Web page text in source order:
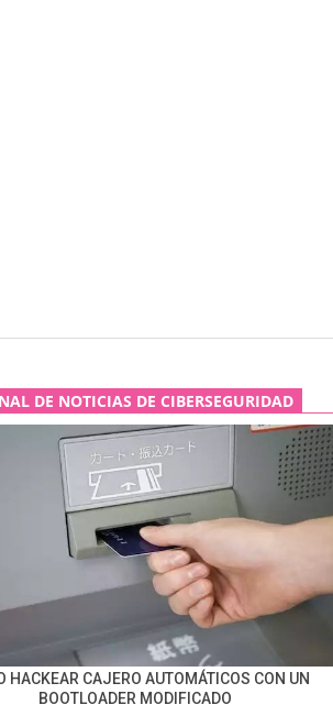
DE NOTICIAS DE CIBERSEGURIDAD
HACKEAR CAJERO AUTOMÁTICOS CON UN
BOOTLOADER MODIFICADO